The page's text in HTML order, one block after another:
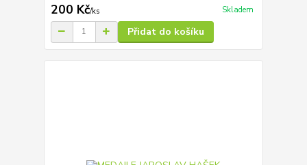
200 Kč/ks Skladem
Přidat do košíku